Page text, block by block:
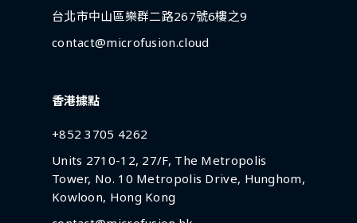
台北市中山區樂群二路267號6樓之9
contact@microfusion.cloud
香港據點
+852 3705 4262
Units 2710-12, 27/F, The Metropolis
Tower, No. 10 Metropolis Drive, Hunghom,
Kowloon, Hong Kong